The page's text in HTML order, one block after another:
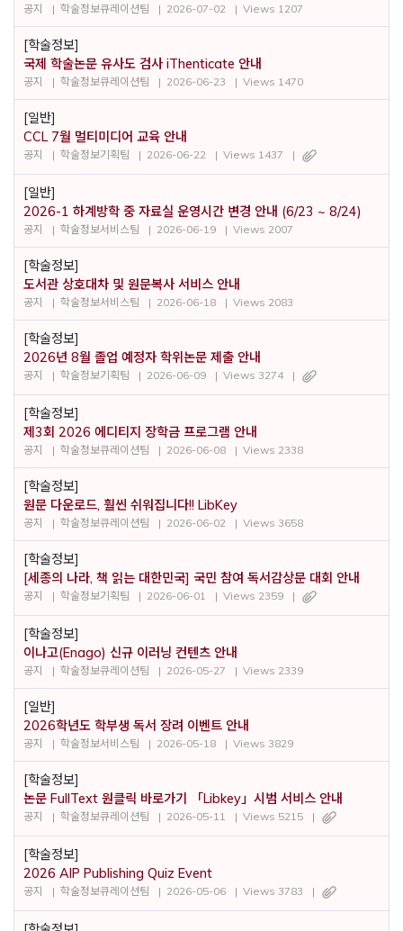
공지 학술정보큐레이션팀 2026-07-02 Views 1207
[학술정보]
국제 학술논문 유사도 검사 iThenticate 안내
공지 학술정보큐레이션팀 2026-06-23 Views 1470
[일반]
CCL 7월 멀티미디어 교육 안내
공지 학술정보기획팀 2026-06-22 Views 1437
[일반]
2026-1 하계방학 중 자료실 운영시간 변경 안내 (6/23 ~ 8/24)
공지 학술정보서비스팀 2026-06-19 Views 2007
[학술정보]
도서관 상호대차 및 원문복사 서비스 안내
공지 학술정보서비스팀 2026-06-18 Views 2083
[학술정보]
2026년 8월 졸업 예정자 학위논문 제출 안내
공지 학술정보기획팀 2026-06-09 Views 3274
[학술정보]
제3회 2026 에디티지 장학금 프로그램 안내
공지 학술정보큐레이션팀 2026-06-08 Views 2338
[학술정보]
원문 다운로드, 훨씬 쉬워집니다!! LibKey
공지 학술정보큐레이션팀 2026-06-02 Views 3658
[학술정보]
[세종의 나라, 책 읽는 대한민국] 국민 참여 독서감상문 대회 안내
공지 학술정보기획팀 2026-06-01 Views 2359
[학술정보]
이나고(Enago) 신규 이러닝 컨텐츠 안내
공지 학술정보큐레이션팀 2026-05-27 Views 2339
[일반]
2026학년도 학부생 독서 장려 이벤트 안내
공지 학술정보서비스팀 2026-05-18 Views 3829
[학술정보]
논문 FullText 원클릭 바로가기 「Libkey」시범 서비스 안내
공지 학술정보큐레이션팀 2026-05-11 Views 5215
[학술정보]
2026 AIP Publishing Quiz Event
공지 학술정보큐레이션팀 2026-05-06 Views 3783